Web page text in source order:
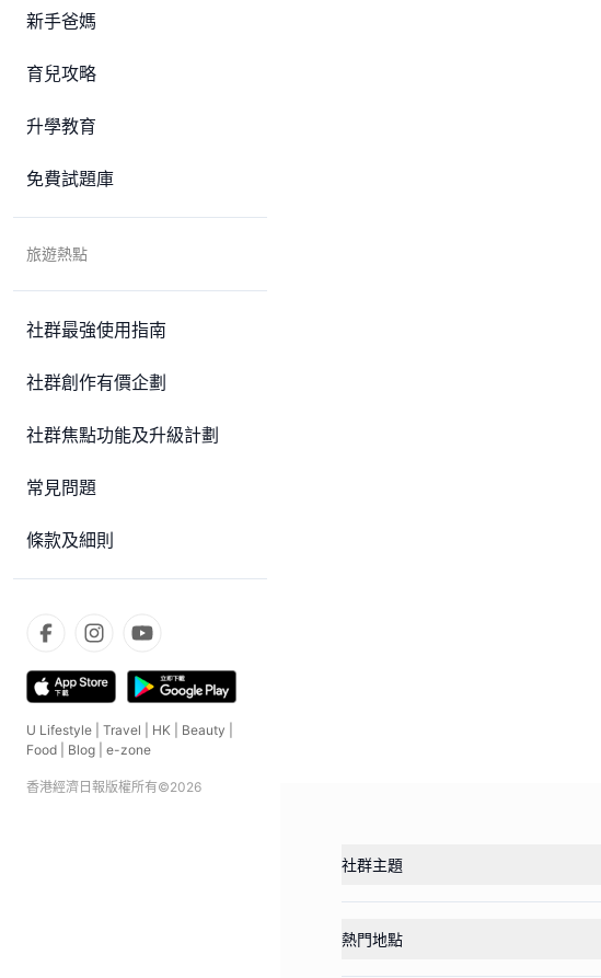
新手爸媽
育兒攻略
升學教育
免費試題庫
旅遊熱點
社群最強使用指南
社群創作有價企劃
社群焦點功能及升級計劃
常見問題
條款及細則
U Lifestyle Travel HK Beauty
Food
Blog e-zone
香港經濟日報版權所有©2026
社群主題
熱門地點